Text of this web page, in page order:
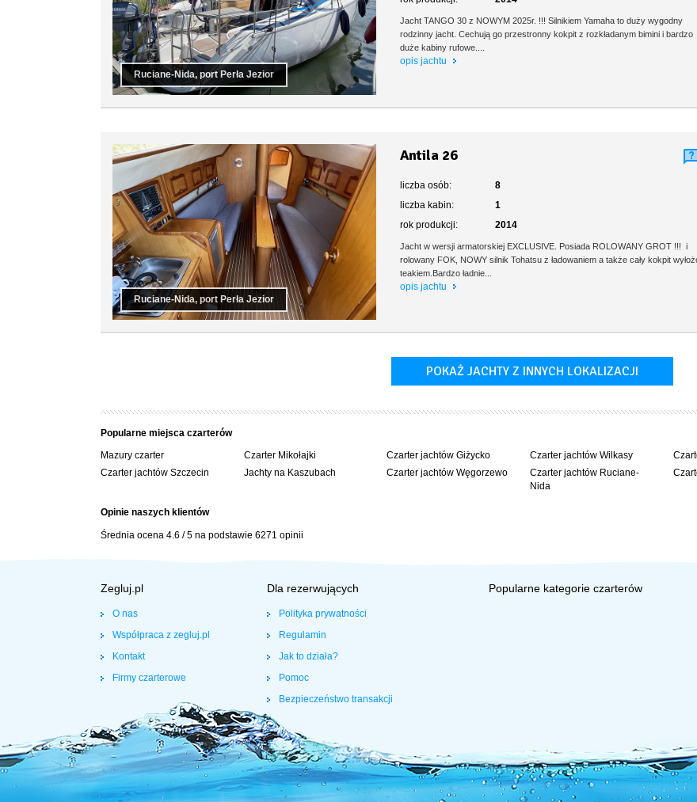
Ruciane-Nida, port Perła Jezior
Jacht TANGO 30 z NOWYM 2025r. !!! Silnikiem Yamaha to duży wygodny
rodzinny jacht. Cechują go przestronny kokpit z rozkładanym bimini i bardzo
duże kabiny rufowe....
opis jachtu
Ruciane-Nida, port Perła Jezior
Antila 26
liczba osób:
8
liczba kabin:
1
rok produkcji:
2014
Jacht w wersji armatorskiej EXCLUSIVE. Posiada ROLOWANY GROT !!! i
rolowany FOK, NOWY silnik Tohatsu z ładowaniem a także cały kokpit
teakiem.Bardzo ładnie...
opis jachtu
POKAŻ JACHTY Z INNYCH LOKALIZACJI
Popularne miejsca czarterów
Mazury czarter
Czarter jachtów Szczecin
Czarter Mikołajki
Jachty na Kaszubach
Czarter jachtów Giżycko
Czarter jachtów Węgorzewo
Czarter jachtów Wilkasy
Czarter jachtów Ruciane-
Nida
Opinie naszych klientów
Średnia ocena 4.6 /5 na podstawie 6271 opinii
Zegluj.pl
O nas
Współpraca z zegluj.pl
Kontakt
Firmy czarterowe
Dla rezerwujących
Polityka prywatności
Regulamin
Jak to działa?
Pomoc
Bezpieczeństwo transakcji
Popularne kategorie czarterów